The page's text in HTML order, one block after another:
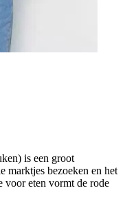
is een groot
marktjes bezoeken en het
voor eten vormt de rode